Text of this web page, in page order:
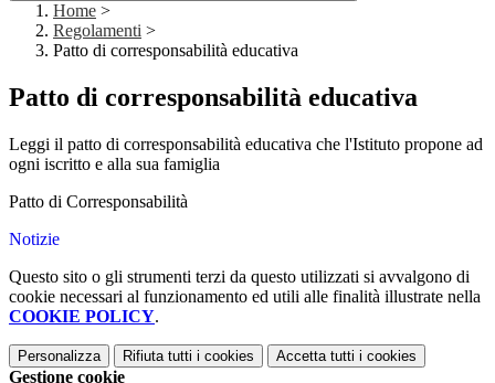
Home >
Regolamenti >
Patto di corresponsabilità educativa
Patto di corresponsabilità educativa
Leggi il patto di corresponsabilità educativa che l'Istituto propone ad
ogni iscritto e alla sua famiglia
Patto di Corresponsabilità
Notizie
Questo sito o gli strumenti terzi da questo utilizzati si avvalgono di
cookie necessari al funzionamento ed utili alle finalità illustrate nella
COOKIE POLICY.
Personalizza Rifiuta tutti i cookies Accetta tutti i cookies
Gestione cookie